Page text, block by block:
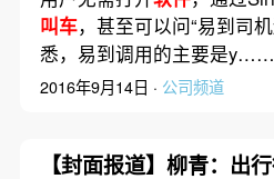
叫车，甚至可以问“易到司
悉，易到调用的主要是y……
2016年9月14日 · 公司频道
【封面报道】柳青：出